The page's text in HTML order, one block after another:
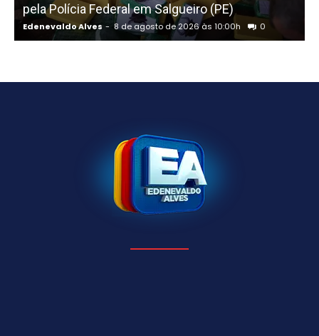
pela Polícia Federal em Salgueiro (PE)
Edenevaldo Alves - 8 de agosto de 2026 às 10:00h 0